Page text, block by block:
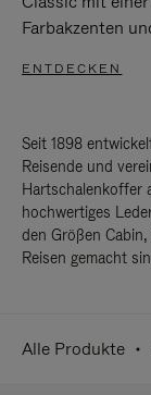
Farbakzenten
ENTDECKEN
Seit 1898
Reisende und
Hartschalenkoffer
hochwertiges
den Größen
Reisen gemacht
Alle Produkte